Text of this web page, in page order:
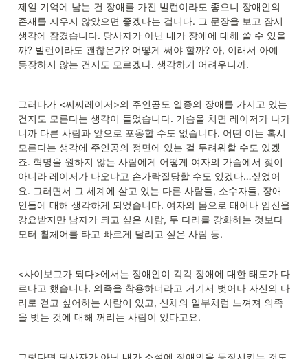
제일 기억에 남는 건 장애를 가진 빌런이라도 좋으니 장애인의
존재를 지우지 않았으면 좋겠다는 겁니다. 그 문장을 보고 잠시
생각에 잠겼습니다. 당사자가 아닌 내가 장애에 대해 쓸 수 있을
까? 빌런이라도 괜찮은가? 어떻게 써야 할까? 아, 이래서 아예
등장하지 않는 건지도 모르겠다. 생각하기 어려우니까.
그러다가 <찌찌레이저>의 주인공도 일종의 장애를 가지고 있는
건지도 모른다는 생각이 들었습니다. 가슴을 치면 레이저가 나가
니까 다른 사람과 앞으로 포옹할 수도 없습니다. 어떤 이는 혹시
모른다는 생각에 주인공의 정면에 있는 걸 두려워할 수도 있겠
죠. 혁명을 원하지 않는 사람에게 어떻게 여자의 가슴에서 젖이
아니라 레이저가 나오냐고 손가락질당할 수도 있겠다…싶었어
요. 그러면서 그 세계에 살고 있는 다른 사람들, 소수자들, 장애
인들에 대해 생각하게 되었습니다. 여자의 몸으로 태어나 임신을
강요받지만 남자가 되고 싶은 사람, 두 다리를 강화하는 것보다
모터 휠체어를 타고 빠르게 달리고 싶은 사람 등.
<사이보그가 되다>에서는 장애인이 각각 장애에 대한 태도가 다
르다고 했습니다. 의족을 착용하더라고 거기서 벗어나 자신의 다
리로 걷고 싶어하는 사람이 있고, 신체의 일부처럼 느껴져 의족
을 벗는 것에 대해 꺼리는 사람이 있다고요.
그렇다면 당사자가 아닌 내가 소설에 장애인을 등장시키는 것도